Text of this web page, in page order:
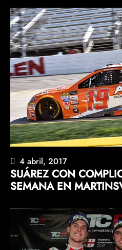
4 abril, 2017
SUÁREZ CON
SEMANA EN